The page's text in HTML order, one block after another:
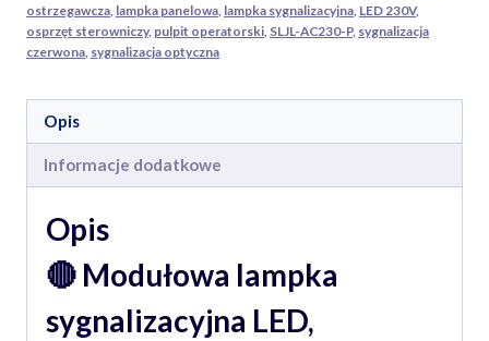
ostrzegawcza lampka panelowa lampka sygnalizacyjna LED 230V,
osprzęt sterowniczy, pulpit operatorski SLJL-AC230-P, sygnalizacja
czerwona sygnalizacja optyczna
Opis
Informacje dodatkowe
Opis
🔴 Modułowa lampka
sygnalizacyjna LED,